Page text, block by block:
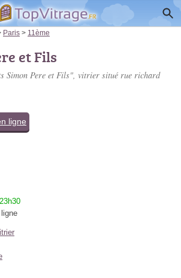
Paris > 11ème
et Fils
Simon Pere et Fils", vitrier situé rue richard
ligne